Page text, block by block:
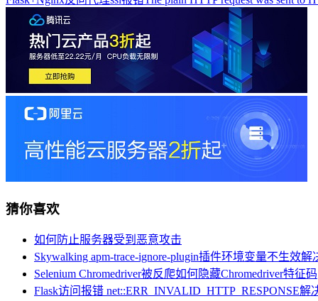
猜你喜欢
如何防止服务器受到恶意攻击
Skywalking apm-trace-ignore-plugin插件环境变量不生效解
Selenium Chromedriver被反爬如何隐藏Chromedriver特征码
Flask访问报错 net::ERR_INVALID_HTTP_RESPONSE解